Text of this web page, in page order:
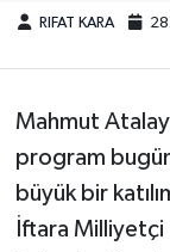
RIFAT KARA
Mahmut Atalay
program
büyük bir
İftara
Osmancık
Sungurlu